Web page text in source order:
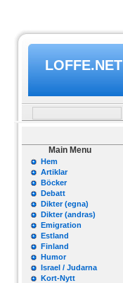
LOFFE.NET
Main Menu
Hem
Artiklar
Böcker
Debatt
Dikter (egna)
Dikter (andras)
Emigration
Estland
Finland
Humor
Israel / Judarna
Kort-Nytt